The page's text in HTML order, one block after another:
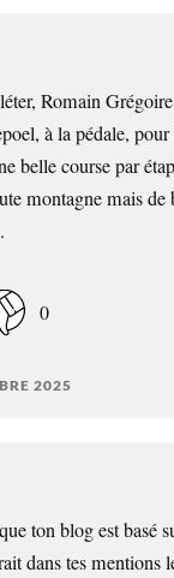
Romain
à la pédale,
belle course par
montagne mais
0
2025
ton blog est basé
dans tes mentions